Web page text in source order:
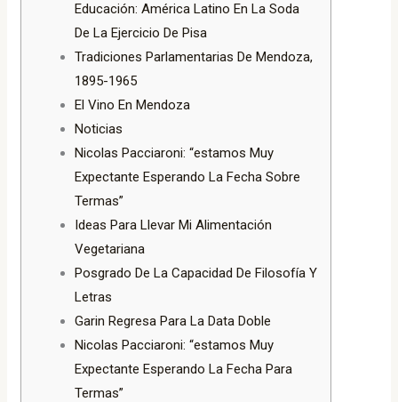
Educación: América Latino En La Soda
De La Ejercicio De Pisa
Tradiciones Parlamentarias De Mendoza,
1895-1965
El Vino En Mendoza
Noticias
Nicolas Pacciaroni: “estamos Muy
Expectante Esperando La Fecha Sobre
Termas”
Ideas Para Llevar Mi Alimentación
Vegetariana
Posgrado De La Capacidad De Filosofía Y
Letras
Garin Regresa Para La Data Doble
Nicolas Pacciaroni: “estamos Muy
Expectante Esperando La Fecha Para
Termas”